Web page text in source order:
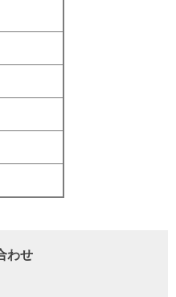
わせ